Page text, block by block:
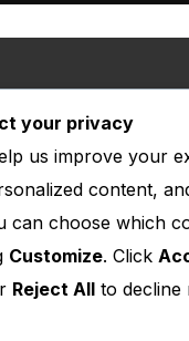
de
24, 2026
your privacy
us improve your
content,
can choose which
Customize. Click
Reject All to decline